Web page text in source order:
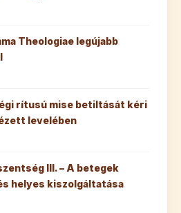
Theologiae legújabb
rítusú mise betiltását kéri
levelében
III. – A betegek
helyes kiszolgáltatása